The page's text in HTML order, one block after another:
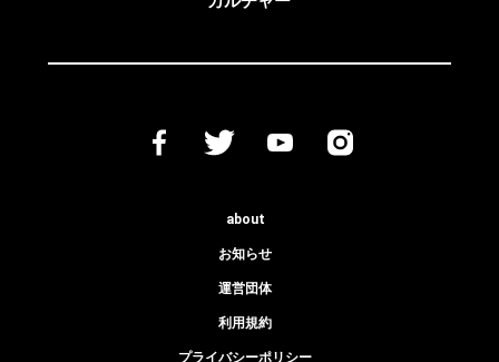
about
お知らせ
運営団体
利用規約
プライバシーポリシー